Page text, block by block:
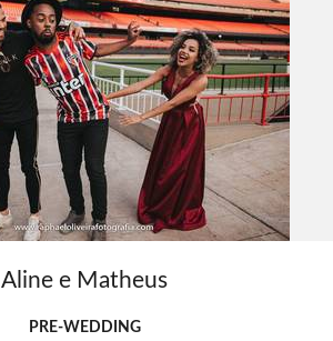
Aline e Matheus
PRE-WEDDING